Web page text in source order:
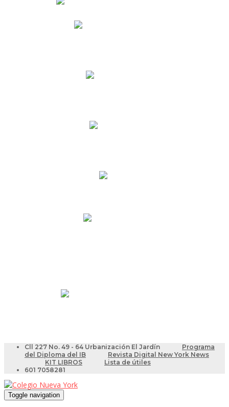
Cll 227 No. 49 - 64 Urbanización El Jardín
Programa
del Diploma del IB
Revista Digital New York News
KIT LIBROS
Lista de útiles
601 7058281
Toggle navigation